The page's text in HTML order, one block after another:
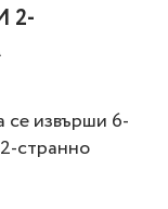
2-
се извърши 6-
странно